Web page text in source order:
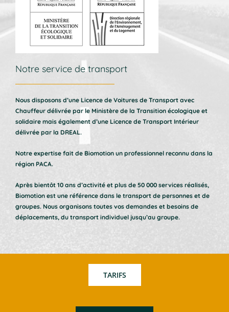
Notre service de transport
Nous disposons d’une Licence de Voitures de Transport avec
Chauffeur délivrée par le Ministère de la Transition écologique et
solidaire mais également d’une Licence de Transport Intérieur
délivrée par la DREAL.
Notre expertise fait de Biomotion un professionnel reconnu dans la
région PACA.
Après bientôt 10 ans d’activité et plus de 50 000 services réalisés,
Biomotion est une référence dans le transport de personnes et de
groupes. Nous organisons toutes vos demandes et besoins de
déplacements, du transport individuel jusqu’au groupe.
TARIFS